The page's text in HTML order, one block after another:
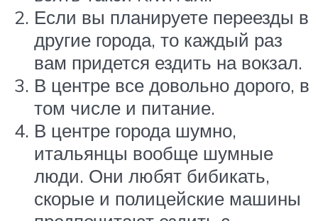
Если вы планируете переезды в
другие города, то каждый раз
вам придется ездить на вокзал.
В центре все довольно дорого, в
том числе и питание.
В центре города шумно,
итальянцы вообще шумные
люди. Они любят бибикать,
скорые и полицейские машины